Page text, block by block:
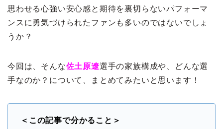
思わせる心強い安心感と期待を裏切らないパフォーマ
ンスに勇気づけられたファンも多いのではないでしょ
うか？
今回は、そんな佐土原遼選手の家族構成や、どんな選
手なのか？について、まとめてみたいと思います！
＜この記事で分かること＞